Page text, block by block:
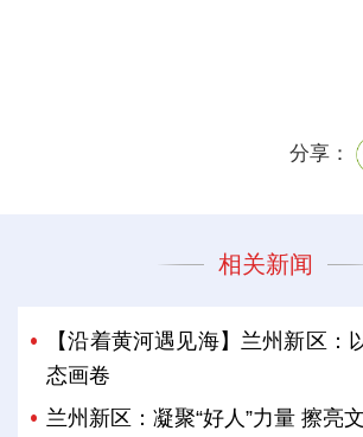
分享：
相关新闻
【沿着黄河遇见海】兰州新区：
态画卷
兰州新区：凝聚“好人”力量 擦亮